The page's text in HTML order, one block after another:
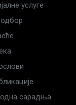
услуге
сарадња